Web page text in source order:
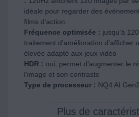
idéale pour regarder des
films d'action.
Fréquence optimisée : jusqu'à
traitement d'amélioration d'afficher
élevée adapté aux jeux vidéo
HDR : oui, permet d'augmenter le
l'image et son contraste
Type de processeur : NQ4 AI Gen2